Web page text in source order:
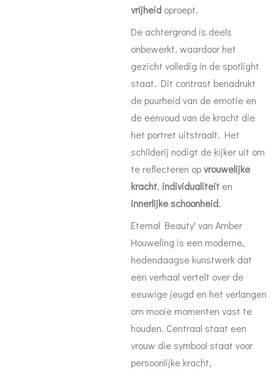
vrijheid oproept.
De achtergrond is deels
onbewerkt, waardoor het
gezicht volledig in de spotlight
staat. Dit contrast benadrukt
de puurheid van de emotie en
de eenvoud van de kracht die
het portret uitstraalt. Het
schilderij nodigt de kijker uit om
te reflecteren opvrouwelijke
kracht, individualiteit en
innerlijke schoonheid.
Eternal Beauty' van Amber
Houweling is een moderne,
hedendaagse kunstwerk dat
een verhaal vertelt over de
eeuwige jeugd en het verlangen
om mooie momenten vast te
houden. Centraal staat een
vrouw die symbool staat voor
persoonlijke kracht,